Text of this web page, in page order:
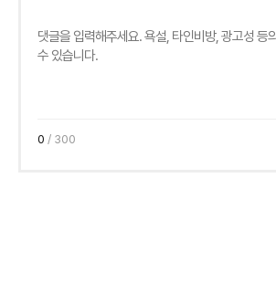
0 / 300